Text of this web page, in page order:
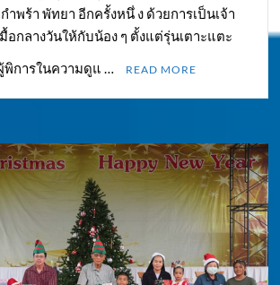
พร้า พัทยา อีกครั้งหนึ่ ง ด้วยการเป็นเจ้า
อกลางวันให้กับน้อง ๆ ตั้งแต่รุ่นเตาะแตะ
การในความดูแ …
READ MORE